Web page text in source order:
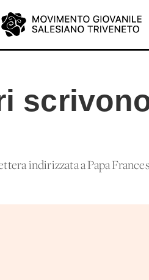
indirizzata a Papa